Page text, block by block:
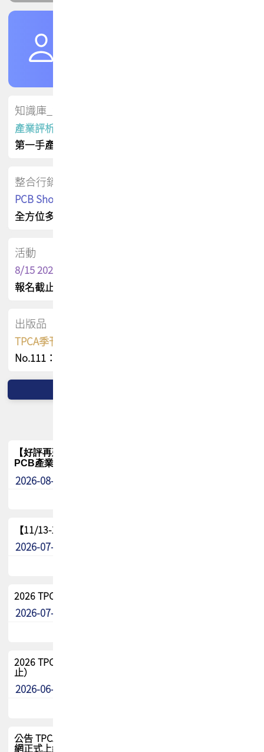
知識庫_會員專屬
產業評析報告
第一手產業資訊
整合行銷
PCB Shop 採購指南
全方位多元曝光方案
活動
8/15 2026 TPCA健康盃保齡球聯誼賽
報名截止日 : 8/3 活動日期 : 8/15
出版品
TPCA季刊 FREE 線上版
No.111：PCB全球風險布局與韌性
【好評再延長】PCB GPT 全面開放體驗延長到8月!!
PCB產業專屬 AI 知識平台
2026-08-04
【11/13-15】2026 TPCA 百岳登頂_南橫三星
2026-07-22
2026 TPCA中南區會員問卷暨7/31交流餐敘報名
2026-07-08
2026 TPCA健康盃保齡球聯誼賽 熱烈報名中（8/3報名截
止）
2026-06-29
公告 TPCA 台灣電路板協會官網將迎來新面貌，7/1 新官
網正式上線！